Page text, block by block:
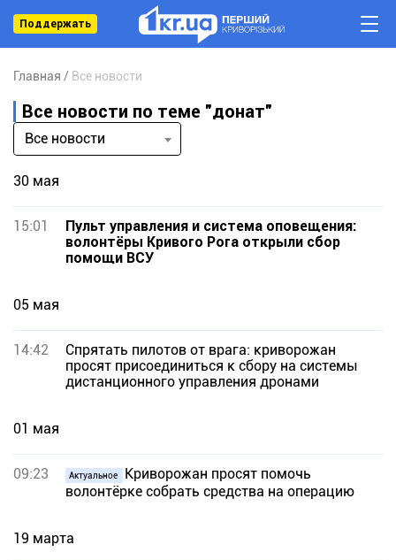
Поддержать
Главная Все новости
Все новости по теме "донат"
Все новости
30 мая
15:01
Пульт управления и система оповещения:
волонтёры Кривого Рога открыли сбор
помощи ВСУ
05 мая
14:42
Спрятать пилотов от врага: криворожан
просят присоединиться к сбору на системы
дистанционного управления дронами
01 мая
09:23 Актуальное
Криворожан просят помочь
волонтёрке собрать средства на операцию
19 марта